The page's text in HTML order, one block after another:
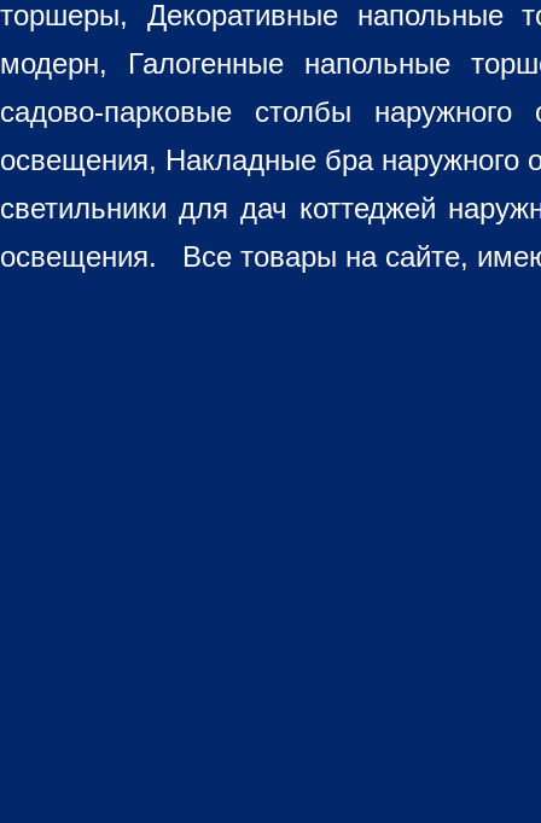
торшеры, Декоративные напольные
модерн, Галогенные напольные
садово-парковые столбы
освещения, Накладные бра наружного
светильники для дач коттеджей
освещения. Все товары на сайте,